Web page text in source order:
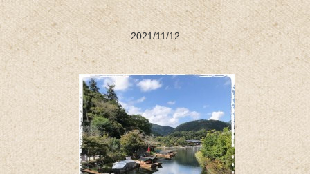
2021/11/12